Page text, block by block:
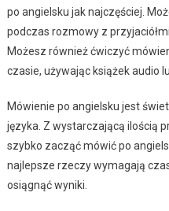
po angielsku jak najczęściej.
podczas rozmowy z
Możesz również ćwiczyć
czasie, używając książek audio
Mówienie po angielsku jest
języka. Z wystarczającą ilością
szybko zacząć mówić po
najlepsze rzeczy wymagają
osiągnąć wyniki.